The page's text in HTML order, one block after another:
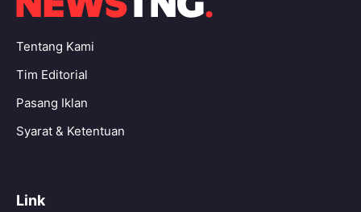
Tentang Kami
Tim Editorial
Pasang Iklan
Syarat & Ketentuan
Link